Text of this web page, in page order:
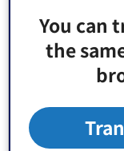
新しい区議会
区議会議員
予算審査特